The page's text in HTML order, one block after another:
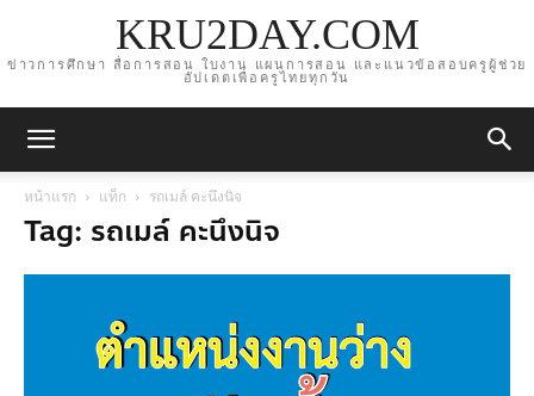
KRU2DAY.COM
ข่าวการศึกษา สื่อการสอน ใบงาน แผนการสอน และแนวข้อสอบครูผู้ช่วย
อัปเดตเพื่อครูไทยทุกวัน
หน้าแรก แท็ก รถเมล์ คะนึงนิจ
Tag: รถเมล์ คะนึงนิจ